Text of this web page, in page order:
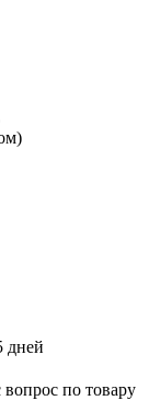
дней
по товару